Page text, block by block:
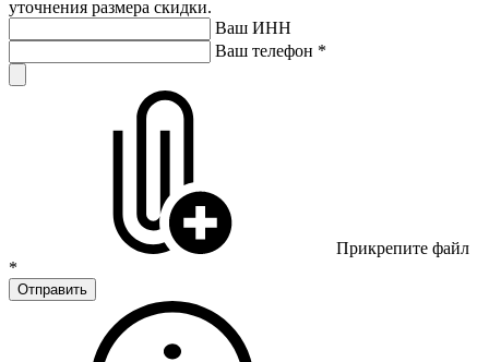
уточнения размера скидки.
Ваш ИНН
Ваш телефон *
Прикрепите файл
*
Отправить